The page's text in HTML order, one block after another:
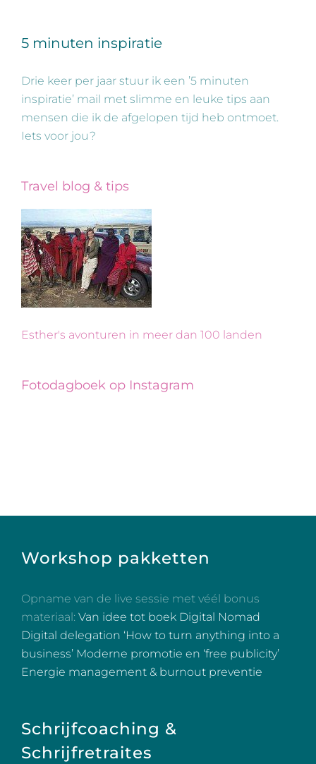
5 minuten inspiratie
Drie keer per jaar stuur ik een ’5 minuten
inspiratie’ mail met slimme en leuke tips aan
mensen die ik de afgelopen tijd heb ontmoet.
Iets voor jou?
Travel blog & tips
Esther's avonturen in meer dan 100 landen
Fotodagboek op Instagram
Workshop pakketten
Opname van de live sessie met véél bonus
materiaal: Van idee tot boek Digital Nomad
Digital delegation ‘How to turn anything into a
business’ Moderne promotie en ‘free publicity’
Energie management & burnout preventie
Schrijfcoaching &
Schrijfretraites